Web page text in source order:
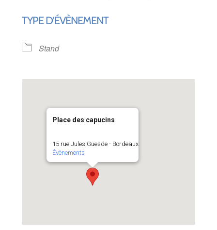
TYPE D’ÉVÈNEMENT
Stand
Place des capucins
15 rue Jules Guesde - Bordeaux
Évènements